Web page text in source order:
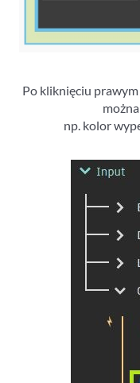
Po kliknięciu
np. kolor